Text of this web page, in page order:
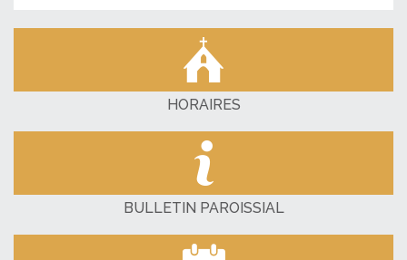
HORAIRES
BULLETIN PAROISSIAL